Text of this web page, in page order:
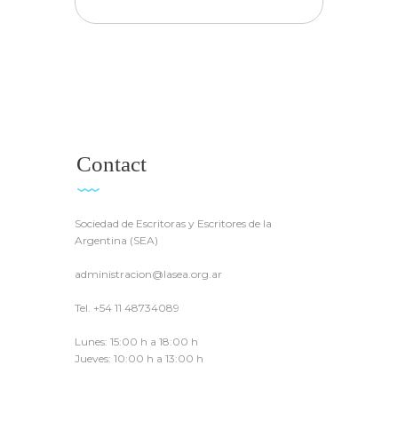
Contact
Sociedad de Escritoras y Escritores de la
Argentina (SEA)
administracion@lasea.org.ar
Tel. +54 11 48734089
Lunes: 15:00 h a 18:00 h
Jueves: 10:00 h a 13:00 h